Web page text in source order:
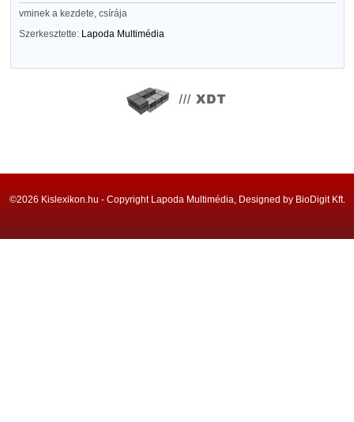
vminek a kezdete, csírája
Szerkesztette: Lapoda Multimédia
©2026 Kislexikon.hu - Copyright Lapoda Multimédia, Designed by BioDigit Kft.